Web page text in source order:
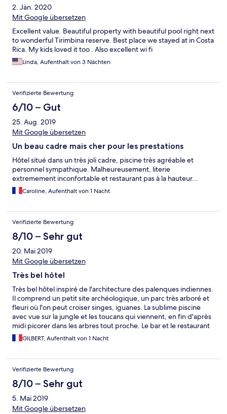
2. Jän. 2020
Mit Google übersetzen
Excellent value. Beautiful property with beautiful pool right next
to wonderful Tirimbina reserve. Best place we stayed at in Costa
Rica. My kids loved it too . Also excellent wi fi
Linda, Aufenthalt von 3 Nächten
Verifizierte Bewertung
6/10 – Gut
25. Aug. 2019
Mit Google übersetzen
Un beau cadre mais cher pour les prestations
Hôtel situé dans un très joli cadre, piscine très agréable et
personnel sympathique. Malheureusement, literie
extremement inconfortable et restaurant pas à la hauteur...
Caroline, Aufenthalt von 1 Nacht
Verifizierte Bewertung
8/10 – Sehr gut
20. Mai 2019
Mit Google übersetzen
Très bel hôtel
Très bel hôtel inspiré de l'architecture des palenques indiennes.
Il comprend un petit site archéologique, un parc très arboré et
fleuri où l'on peut croiser singes, iguanes. La sublime piscine
avec vue sur la jungle et les toucans qui viennent, en fin d'après
midi picorer dans les arbres tout proche. Le bar et le restaurant
sont corrects. Le personnel très prévenant comme souvent au
Costa Rica.
GILBERT, Aufenthalt von 1 Nacht
Verifizierte Bewertung
8/10 – Sehr gut
5. Mai 2019
Mit Google übersetzen